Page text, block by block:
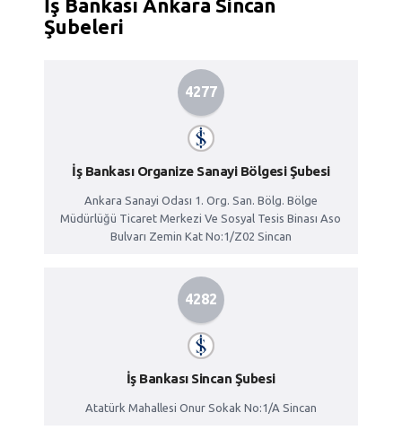
İş Bankası Ankara Sincan
Şubeleri
4277
İş Bankası Organize Sanayi Bölgesi Şubesi
Ankara Sanayi Odası 1. Org. San. Bölg. Bölge
Müdürlüğü Ticaret Merkezi Ve Sosyal Tesis Binası Aso
Bulvarı Zemin Kat No:1/Z02 Sincan
4282
İş Bankası Sincan Şubesi
Atatürk Mahallesi Onur Sokak No:1/A Sincan